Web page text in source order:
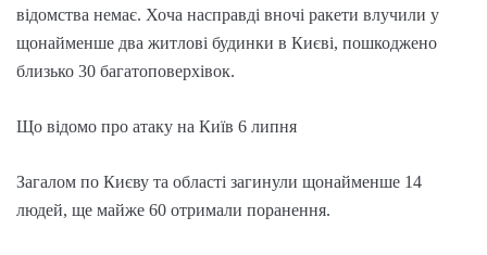
відомства немає. Хоча насправді вночі ракети влучили у
щонайменше два житлові будинки в Києві, пошкоджено
близько 30 багатоповерхівок.
Що відомо про атаку на Київ 6 липня
Загалом по Києву та області загинули щонайменше 14
людей, ще майже 60 отримали поранення.